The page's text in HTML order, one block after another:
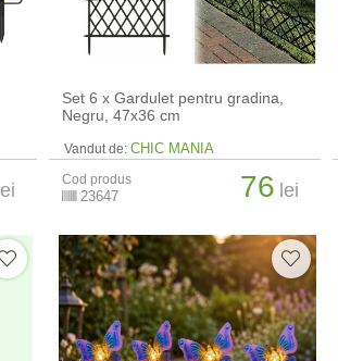
lei
Set 6 x Gardulet pentru gradina,
Negru, 47x36 cm
Vandut de: CHIC MANIA
Cod produs
23647 76 lei